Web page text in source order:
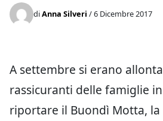
diAnna Silveri / 6 Dicembre 2017
A settembre si erano
rassicuranti delle famiglie
riportare il Buondì Motta,